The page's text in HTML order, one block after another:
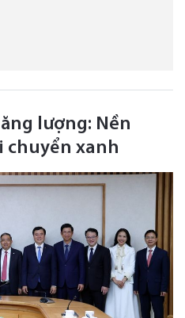
lượng: Nền
chuyển xanh